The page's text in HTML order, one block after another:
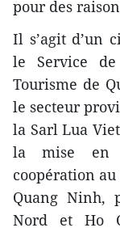
pour des
Il s’agit d’un
le Service
Tourisme de
le secteur
la Sarl Lua
la mise en
coopération
Quang Ninh,
Nord et Ho